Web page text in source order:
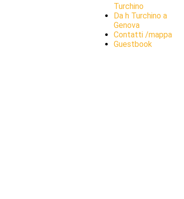
Turchino
Da h Turchino a
Genova
Contatti /mappa
Guestbook